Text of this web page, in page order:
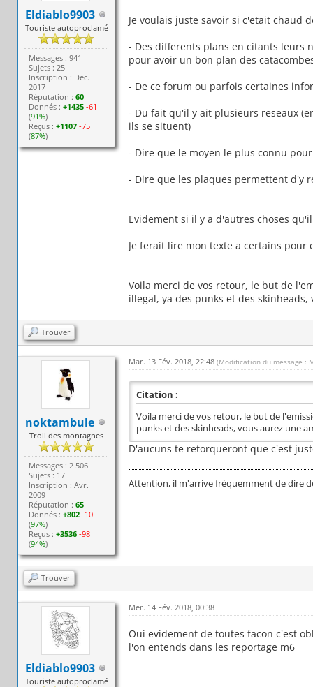
Eldiablo9903
Touriste autoproclamé
Messages : 941
Sujets : 25
Inscription : Dec.
2017
Réputation :60
Donnés :+1435 -61
(91%)
Reçus :+1107 -75
(87%)
Je voulais juste savoir si c'etait chaud
- Des differents plans en citants leurs
pour avoir un bon plan des
- De ce forum ou parfois certaines
- Du fait qu'il y ait plusieurs reseaux
ils se situent)
- Dire que le moyen le plus connu
- Dire que les plaques permettent d'y
Evidement si il y a d'autres choses
Je ferait lire mon texte a certains
Voila merci de vos retour, le but de
illegal, ya des punks et des
Trouver
noktambule
Troll des montagnes
Messages : 2 506
Sujets : 17
Inscription : Avr.
2009
Réputation :65
Donnés :+802 -10
(97%)
Reçus :+3536 -98
(94%)
Mar. 13 Fév. 2018, 22:48 (Modification du message :
Citation :
Voila merci de vos retour, le but de
punks et des skinheads, vous aurez une
D'aucuns te retorqueront que c'est
Attention, il m'arrive fréquemment de dire
Trouver
Eldiablo9903
Touriste autoproclamé
Mer. 14 Fév. 2018, 00:38
Oui evidement de toutes facon c'est
l'on entends dans les reportage m6